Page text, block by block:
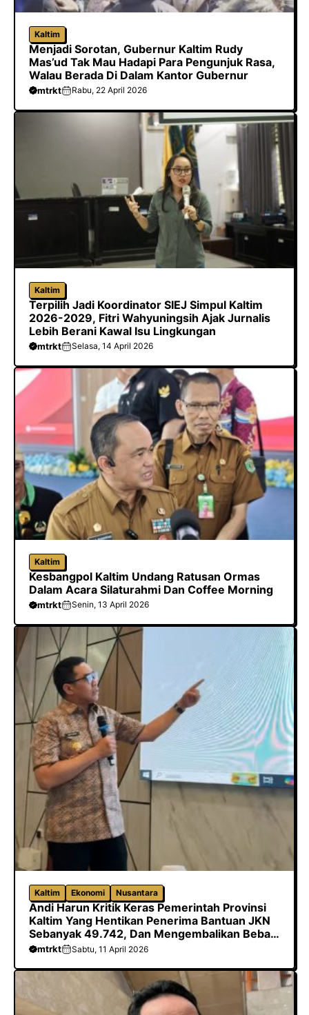
Kaltim
Menjadi Sorotan, Gubernur Kaltim Rudy
Mas’ud Tak Mau Hadapi Para Pengunjuk Rasa,
Walau Berada Di Dalam Kantor Gubernur
mtrkt Rabu, 22 April 2026
Kaltim
Terpilih Jadi Koordinator SIEJ Simpul Kaltim
2026-2029, Fitri Wahyuningsih Ajak Jurnalis
Lebih Berani Kawal Isu Lingkungan
mtrkt Selasa, 14 April 2026
Kaltim
Kesbangpol Kaltim Undang Ratusan Ormas
Dalam Acara Silaturahmi Dan Coffee Morning
mtrkt Senin, 13 April 2026
Kaltim Ekonomi Nusantara
Andi Harun Kritik Keras Pemerintah Provinsi
Kaltim Yang Hentikan Penerima Bantuan JKN
Sebanyak 49.742, Dan Mengembalikan Beban
Biaya Ke Kabupaten/Kota
mtrkt Sabtu, 11 April 2026